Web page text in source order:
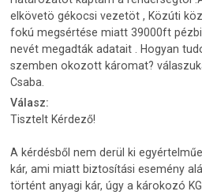
elkövetö gékocsi vezetöt , Közúti
fokú megsértése miatt 39000ft
nevét megadták adatait . Hogyan
szemben okozott káromat?
Csaba.
Válasz:
Tisztelt Kérdező!
A kérdésből nem derül ki
kár, ami miatt biztosítási esemény
történt anyagi kár, úgy a károkozó